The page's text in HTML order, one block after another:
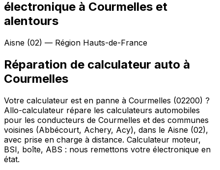
électronique à Courmelles et
alentours
Aisne (02) — Région Hauts-de-France
Réparation de calculateur auto à
Courmelles
Votre calculateur est en panne à Courmelles (02200) ?
Allo-calculateur répare les calculateurs automobiles
pour les conducteurs de Courmelles et des communes
voisines (Abbécourt, Achery, Acy), dans le Aisne (02),
avec prise en charge à distance. Calculateur moteur,
BSI, boîte, ABS : nous remettons votre électronique en
état.